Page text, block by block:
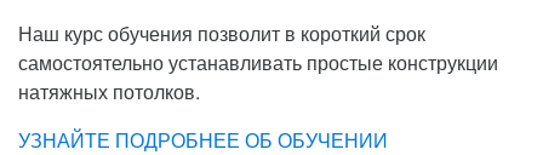
Наш курс обучения позволит в короткий срок
самостоятельно устанавливать простые конструкции
натяжных потолков.
УЗНАЙТЕ ПОДРОБНЕЕ ОБ ОБУЧЕНИИ